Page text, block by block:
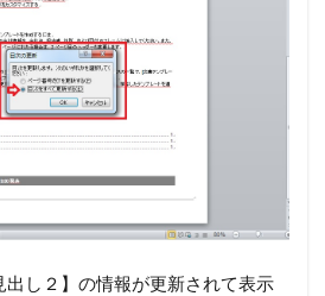
し２】の情報が更新されて表示